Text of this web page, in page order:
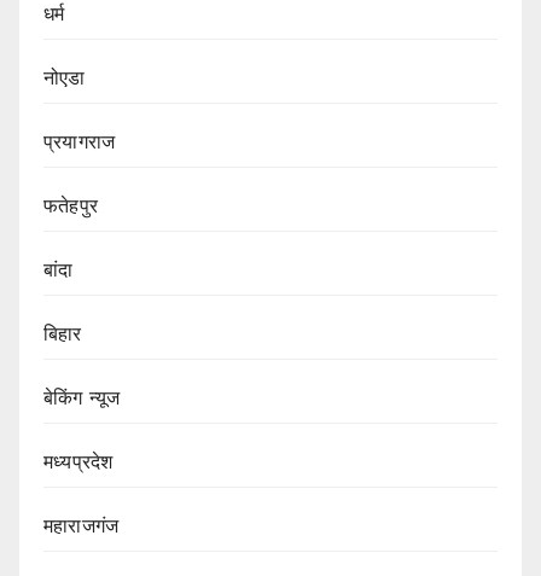
धर्म
नोएडा
प्रयागराज
फतेहपुर
बांदा
बिहार
बेकिंग न्यूज
मध्यप्रदेश
महाराजगंज